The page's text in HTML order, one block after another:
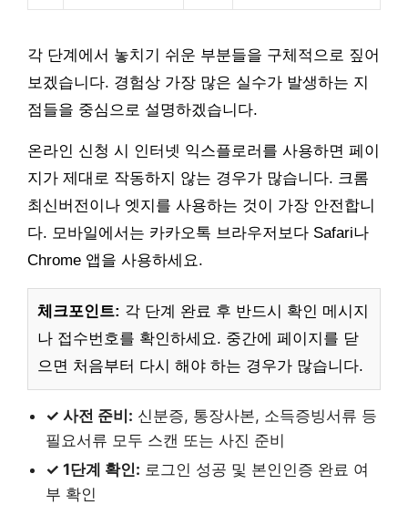
각 단계에서 놓치기 쉬운 부분들을 구체적으로 짚어
보겠습니다. 경험상 가장 많은 실수가 발생하는 지
점들을 중심으로 설명하겠습니다.
온라인 신청 시 인터넷 익스플로러를 사용하면 페이
지가 제대로 작동하지 않는 경우가 많습니다. 크롬
최신버전이나 엣지를 사용하는 것이 가장 안전합니
다. 모바일에서는 카카오톡 브라우저보다 Safari나
Chrome 앱을 사용하세요.
체크포인트: 각 단계 완료 후 반드시 확인 메시지
나 접수번호를 확인하세요. 중간에 페이지를 닫
으면 처음부터 다시 해야 하는 경우가 많습니다.
✓ 사전 준비: 신분증, 통장사본, 소득증빙서류 등
필요서류 모두 스캔 또는 사진 준비
✓ 1단계 확인: 로그인 성공 및 본인인증 완료 여
부 확인